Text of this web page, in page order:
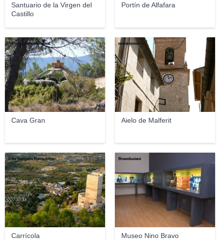
Santuario de la Virgen del
Castillo
Portín de Alfafara
Cava Gran
Albertvilanovadelmoral
Aielo de Malferit
marathoniano
Carrícola
Kike Sempere Barrachina
Museo Nino Bravo
Bravoluciani